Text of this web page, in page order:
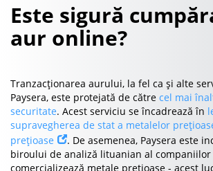
Este sigură
aur online?
Tranzacționarea aurului, la fel ca și alte
Paysera, este protejată de către cel mai
securitate. Acest serviciu se încadrează în
supravegherea de stat a metalelor
prețioase
. De asemenea, Paysera este
biroului de analiză lituanian al companiilor
comercializează metale prețioase - acest